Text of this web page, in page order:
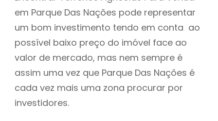
em Parque Das Nações pode representar
um bom investimento tendo em conta ao
possível baixo preço do imóvel face ao
valor de mercado, mas nem sempre é
assim uma vez que Parque Das Nações é
cada vez mais uma zona procurar por
investidores.